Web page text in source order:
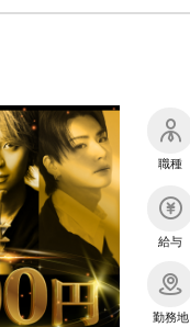
職種
給与
勤務地